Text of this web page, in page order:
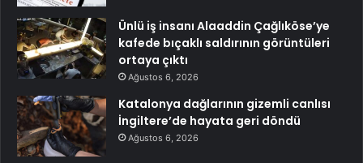
Ünlü iş insanı Alaaddin Çağlıköse’ye
kafede bıçaklı saldırının görüntüleri
ortaya çıktı
Ağustos 6, 2026
Katalonya dağlarının gizemli canlısı
İngiltere’de hayata geri döndü
Ağustos 6, 2026